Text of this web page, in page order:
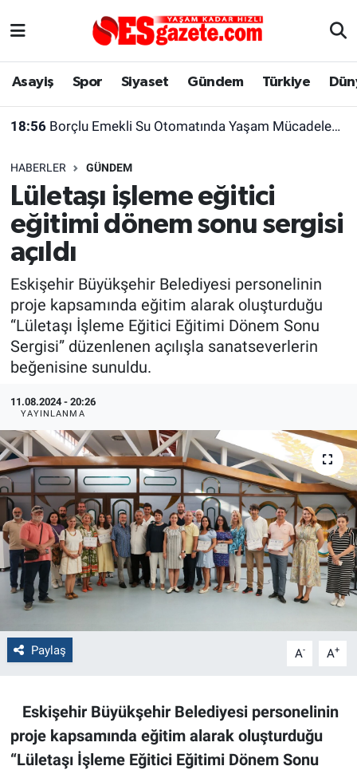
Asayiş Spor Siyaset Gündem Türkiye
18:56 Borçlu Emekli Su Otomatında Yaşam Mücadelesi Veriyor
HABERLER GÜNDEM
Lületaşı işleme eğitici
eğitimi dönem sonu sergisi
açıldı
Eskişehir Büyükşehir Belediyesi personelinin
proje kapsamında eğitim alarak oluşturduğu
“Lületaşı İşleme Eğitici Eğitimi Dönem Sonu
Sergisi” düzenlenen açılışla sanatseverlerin
beğenisine sunuldu.
11.08.2024 - 20:26
YAYINLANMA
Paylaş A- A+
Eskişehir Büyükşehir Belediyesi personelinin
proje kapsamında eğitim alarak oluşturduğu
“Lületaşı İşleme Eğitici Eğitimi Dönem Sonu
Asayiş
Gündem
Türkiye
Dünya
Sağlık
Alış-Veriş/İş dünyası
Yaşam
Eskişehirspor Arşivi
Eskişehir Arşivi
Röportaj
Ekonomi
Kültür Sanat
Bilecik
Kütahya
Gezi
Genel
Çevre
Yerel
Bilim ve Teknoloji
Eskişehir Nöbetçi Eczaneler
Süper Lig Puan Durumu ve Fikstür
Tüm Manşetler
Son Dakika Haberleri
Haber Arşivi